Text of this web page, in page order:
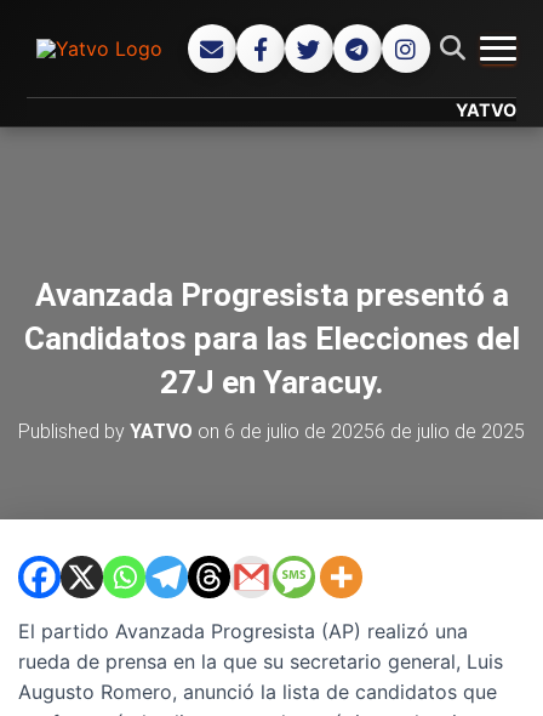
YATVO...
Avanzada Progresista presentó a
Candidatos para las Elecciones del
27J en Yaracuy.
Published by YATVO on 6 de julio de 20256 de julio de 2025
El partido Avanzada Progresista (AP) realizó una
rueda de prensa en la que su secretario general, Luis
Augusto Romero, anunció la lista de candidatos que